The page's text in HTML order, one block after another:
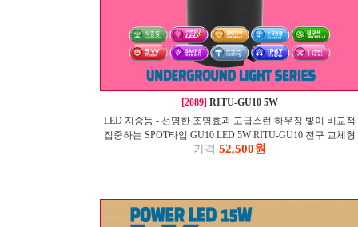
[2089] RITU-GU10 5W
LED 지중등 - 선명한 조명효과 고급스런 하우징 빛이 비교적
집중하는 SPOT타입 GU10 LED 5W RITU-GU10 전구 교체형
지중등
가격 52,500원